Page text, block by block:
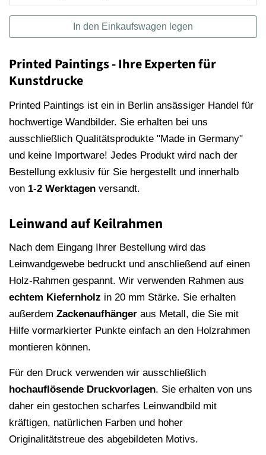
In den Einkaufswagen legen
Printed Paintings - Ihre Experten für
Kunstdrucke
Printed Paintings ist ein in Berlin ansässiger Handel für
hochwertige Wandbilder. Sie erhalten bei uns
ausschließlich Qualitätsprodukte "Made in Germany"
und keine Importware! Jedes Produkt wird nach der
Bestellung exklusiv für Sie hergestellt und innerhalb
von 1-2 Werktagen versandt.
Leinwand auf Keilrahmen
Nach dem Eingang Ihrer Bestellung wird das
Leinwandgewebe bedruckt und anschließend auf einen
Holz-Rahmen gespannt. Wir verwenden Rahmen aus
echtem Kiefernholz in 20 mm Stärke. Sie erhalten
außerdem Zackenaufhänger aus Metall, die Sie mit
Hilfe vormarkierter Punkte einfach an den Holzrahmen
montieren können.
Für den Druck verwenden wir ausschließlich
hochauflösende Druckvorlagen. Sie erhalten von uns
daher ein gestochen scharfes Leinwandbild mit
kräftigen, natürlichen Farben und hoher
Originalitätstreue des abgebildeten Motivs.